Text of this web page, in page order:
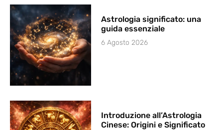
Astrologia significato: una
guida essenziale
6 Agosto 2026
Introduzione all’Astrologia
Cinese: Origini e Significato